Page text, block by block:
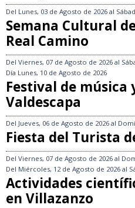
Del Lunes, 03 de Agosto de 2026 al
Semana Cultural
Real Camino
Del Viernes, 07 de Agosto de 2026 al
Día Lunes, 10 de Agosto de 2026
Festival de música
Valdescapa
Del Jueves, 06 de Agosto de 2026 al
Fiesta del Turista
Del Viernes, 07 de Agosto de 2026 al
Del Miércoles, 12 de Agosto de 2026 al
Actividades
en Villazanzo